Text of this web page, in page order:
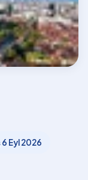
6 Eyl 2026